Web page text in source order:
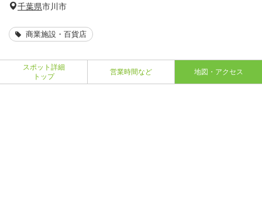
千葉県市川市
商業施設・百貨店
スポット詳細
トップ
営業時間など 地図・アクセス